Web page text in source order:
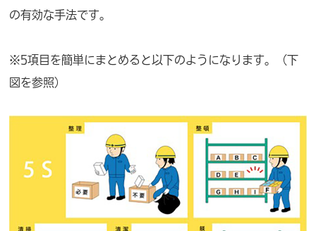
の有効な手法です。
※5項目を簡単にまとめると以下のようになります。（下
図を参照）